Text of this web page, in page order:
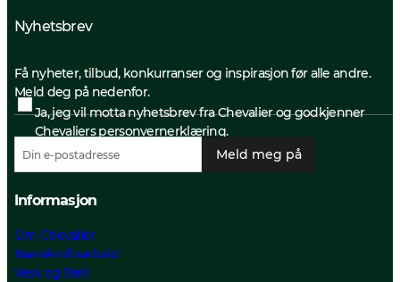
Nyhetsbrev
Få nyheter, tilbud, konkurranser og inspirasjon før alle andre.
Meld deg på nedenfor.
Ja, jeg vil motta nyhetsbrev fra Chevalier og godkjenner
Chevaliers personvernerklæring.
Meld meg på
Informasjon
Om Chevalier
Bærekraftsarbeid
Vask og Stell